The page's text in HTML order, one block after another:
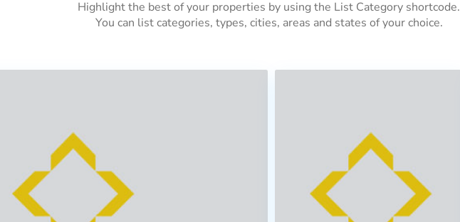
Highlight the best of your properties by using the List Category shortcode.
You can list categories, types, cities, areas and states of your choice.